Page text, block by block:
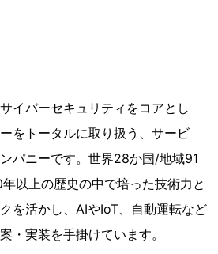
イバーセキュリティをコアとし
をトータルに取り扱う、サービ
パニーです。世界28か国/地域91
以上の歴史の中で培った技術力と
を活かし、AIやIoT、自動運転など
・実装を手掛けています。